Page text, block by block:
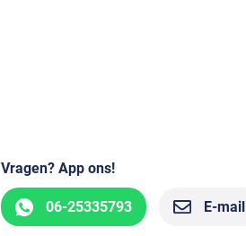
Vragen? App ons!
06-25335793 E-mail